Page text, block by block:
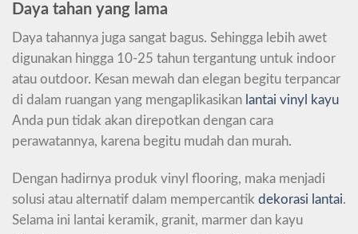
Daya tahan yang lama
Daya tahannya juga sangat bagus. Sehingga lebih awet
digunakan hingga 10-25 tahun tergantung untuk indoor
atau outdoor. Kesan mewah dan elegan begitu terpancar
di dalam ruangan yang mengaplikasikan lantai vinyl kayu
Anda pun tidak akan direpotkan dengan cara
perawatannya, karena begitu mudah dan murah.
Dengan hadirnya produk vinyl flooring, maka menjadi
solusi atau alternatif dalam mempercantik dekorasi lantai.
Selama ini lantai keramik, granit, marmer dan kayu